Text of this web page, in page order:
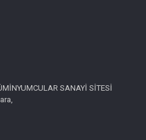
SANAYİ SİTESİ